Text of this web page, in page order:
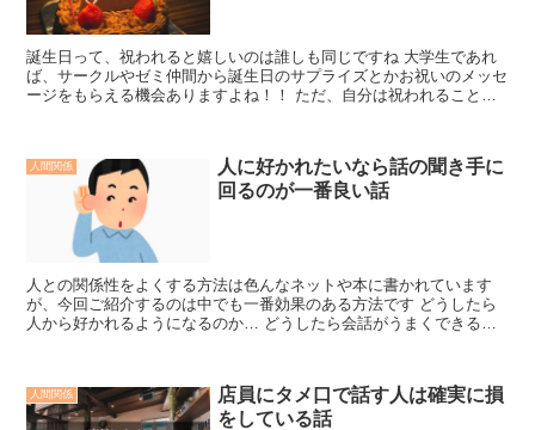
誕生日って、祝われると嬉しいのは誰しも同じですね 大学生であれ
ば、サークルやゼミ仲間から誕生日のサプライズとかお祝いのメッセ
ージをもらえる機会ありますよね！！ ただ、自分は祝われることが
人間関係
人に好かれたいなら話の聞き手に
回るのが一番良い話
人との関係性をよくする方法は色んなネットや本に書かれています
が、今回ご紹介するのは中でも一番効果のある方法です どうしたら
人から好かれるようになるのか… どうしたら会話がうまくできるか
人間関係
店員にタメ口で話す人は確実に損
をしている話